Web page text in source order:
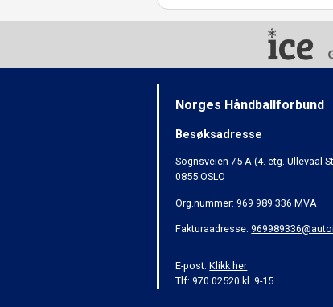
Norges Håndballforbund
Besøksadresse
Sognsveien 75 A (4. etg. Ullevaal
0855 OSLO
Org.nummer: 969 989 336 MVA
Fakturaadresse:
E-post:Klikk her
Tlf: 970 02520 kl. 9-15